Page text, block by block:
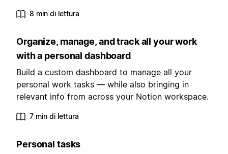
8 min di lettura
Organize, manage, and track all your work
with a personal dashboard
Build a custom dashboard to manage all your
personal work tasks — while also bringing in
relevant info from across your Notion workspace.
7 min di lettura
Personal tasks